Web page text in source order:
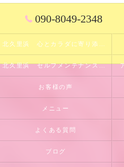
090-8049-2348
北久里浜 心とカラダに寄り添うサロン
北久里浜 セルフメンテナンスのサポート
お客様の声
メニュー
よくある質問
ブログ